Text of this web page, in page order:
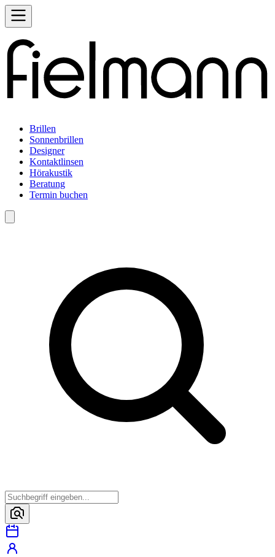
Brillen
Sonnenbrillen
Designer
Kontaktlinsen
Hörakustik
Beratung
Termin buchen